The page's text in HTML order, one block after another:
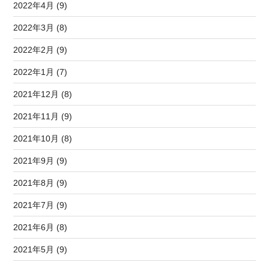
2022年4月 (9)
2022年3月 (8)
2022年2月 (9)
2022年1月 (7)
2021年12月 (8)
2021年11月 (9)
2021年10月 (8)
2021年9月 (9)
2021年8月 (9)
2021年7月 (9)
2021年6月 (8)
2021年5月 (9)